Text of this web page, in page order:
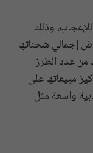
وذلك
إجمالي شحناتها
من عدد الطرز
مبيعاتها على
واسعة مثل